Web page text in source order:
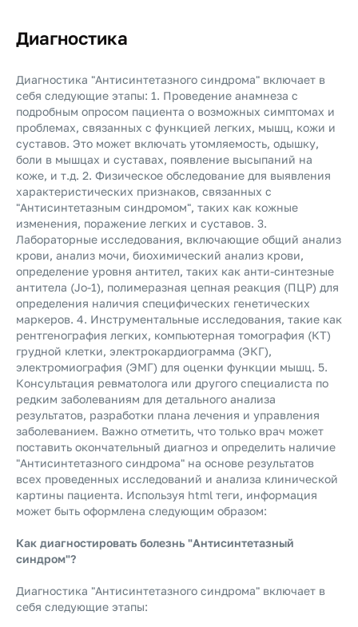
Диагностика
Диагностика "Антисинтетазного синдрома" включает в
себя следующие этапы: 1. Проведение анамнеза с
подробным опросом пациента о возможных симптомах и
проблемах, связанных с функцией легких, мышц, кожи и
суставов. Это может включать утомляемость, одышку,
боли в мышцах и суставах, появление высыпаний на
коже, и т.д. 2. Физическое обследование для выявления
характеристических признаков, связанных с
"Антисинтетазным синдромом", таких как кожные
изменения, поражение легких и суставов. 3.
Лабораторные исследования, включающие общий анализ
крови, анализ мочи, биохимический анализ крови,
определение уровня антител, таких как анти-синтезные
антитела (Jo-1), полимеразная цепная реакция (ПЦР) для
определения наличия специфических генетических
маркеров. 4. Инструментальные исследования, такие как
рентгенография легких, компьютерная томография (КТ)
грудной клетки, электрокардиограмма (ЭКГ),
электромиография (ЭМГ) для оценки функции мышц. 5.
Консультация ревматолога или другого специалиста по
редким заболеваниям для детального анализа
результатов, разработки плана лечения и управления
заболеванием. Важно отметить, что только врач может
поставить окончательный диагноз и определить наличие
"Антисинтетазного синдрома" на основе результатов
всех проведенных исследований и анализа клинической
картины пациента. Используя html теги, информация
может быть оформлена следующим образом:
Как диагностировать болезнь "Антисинтетазный
синдром"?
Диагностика "Антисинтетазного синдрома" включает в
себя следующие этапы: